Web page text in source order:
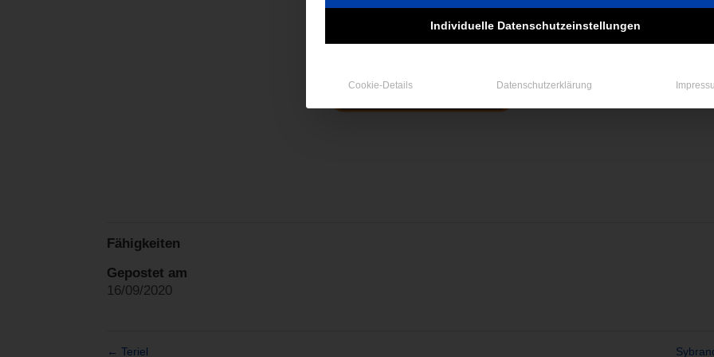
Fähigkeiten
Gepostet am
16/09/2020
← Teriel
Individuelle Datenschutzeinstellungen
Cookie-Details Datenschutzerklärung